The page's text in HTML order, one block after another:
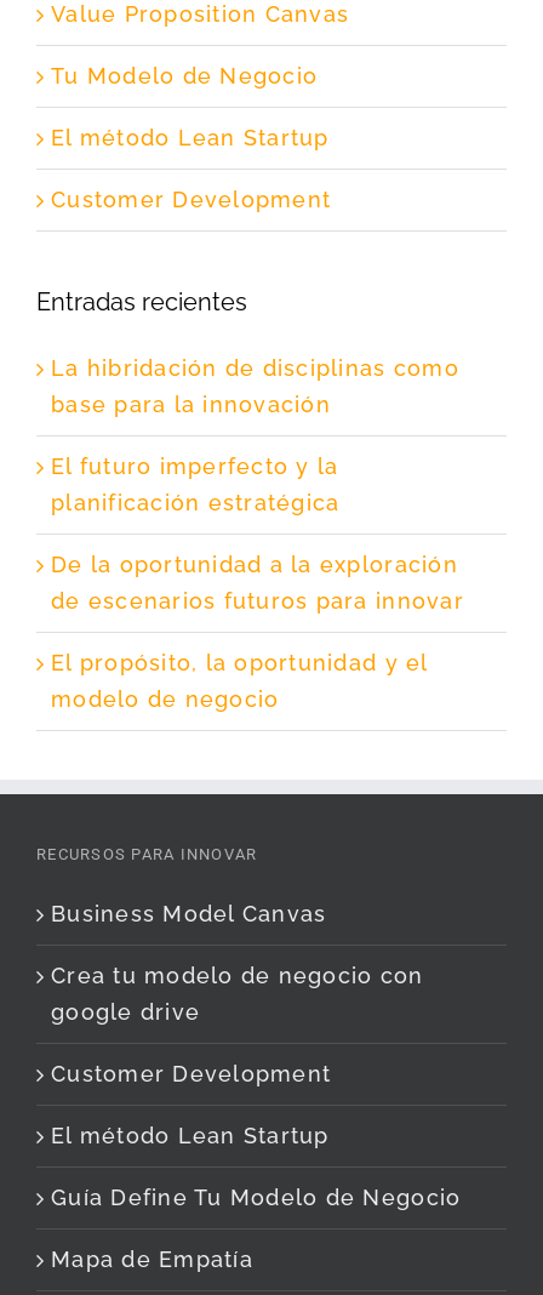
Value Proposition Canvas
Tu Modelo de Negocio
El método Lean Startup
Customer Development
Entradas recientes
La hibridación de disciplinas como
base para la innovación
El futuro imperfecto y la
planificación estratégica
De la oportunidad a la exploración
de escenarios futuros para innovar
El propósito, la oportunidad y el
modelo de negocio
RECURSOS PARA INNOVAR
Business Model Canvas
Crea tu modelo de negocio con
google drive
Customer Development
El método Lean Startup
Guía Define Tu Modelo de Negocio
Mapa de Empatía